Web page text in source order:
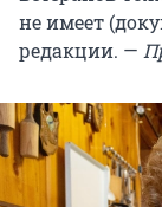
не имеет
редакции. —